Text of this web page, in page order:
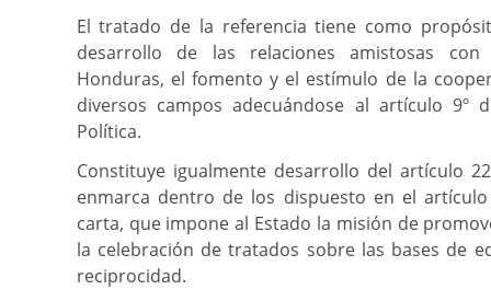
El tratado de la referencia tiene como
desarrollo de las relaciones amistosas
Honduras, el fomento y el estímulo de la
diversos campos adecuándose al artículo 9º
Política.
Constituye igualmente desarrollo del artículo
enmarca dentro de los dispuesto en el
carta, que impone al Estado la misión de
la celebración de tratados sobre las bases de
reciprocidad.